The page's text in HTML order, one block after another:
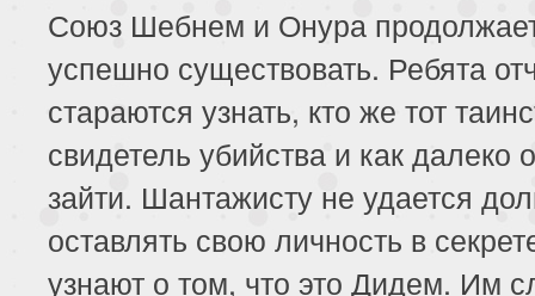
Союз Шебнем и Онура
успешно существовать. Ребята
стараются узнать, кто же тот
свидетель убийства и как далеко
зайти. Шантажисту не удается
оставлять свою личность в
узнают о том, что это Дидем. Им